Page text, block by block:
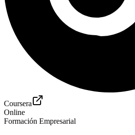
Coursera
Online
Formación Empresarial